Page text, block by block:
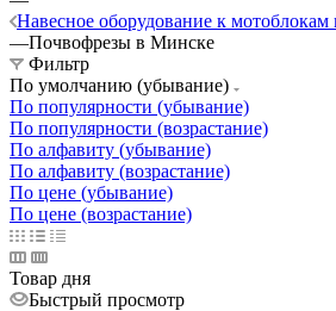
Навесное оборудование к
—Почвофрезы в Минске
Фильтр
По умолчанию (убывание)
По популярности (убывание)
По популярности (возрастание)
По алфавиту (убывание)
По алфавиту (возрастание)
По цене (убывание)
По цене (возрастание)
Товар дня
Быстрый просмотр